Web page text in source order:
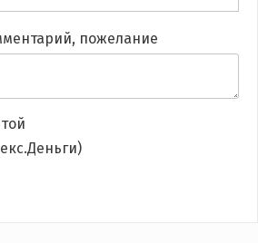
пожелание